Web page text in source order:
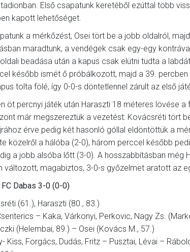
Első csapatunk keretéből ezúttal több
kapott lehetőséget.
a mérkőzést, Osei tört be a jobb oldalról,
maradtunk, a vendégek csak egy-egy
beadása után a kapus csak elütni tudta a
később ismét ő próbálkozott, majd a 39.
tolta fölé, így 0-0-s döntetlennel zárult az első
öt percnyi játék után Haraszti 18 méteres lövése
már megszereztük a vezetést: Kovácsréti tört
érve pedig két hasonló góllal eldöntöttük a
közelről a hálóba (2-0), három perccel később
a jobb alsóba lőtt (3-0). A hosszabbításban még
változott, magabiztos, 3-0-s győzelmet aratott az
Dabas 3-0 (0-0)
(61.), Haraszti (80., 83.)
– Kaka, Várkonyi, Perkovic, Nagy Zs.
(Helembai, 89.) – Osei (Kovács M., 57.)
Kiss, Forgács, Dudás, Fritz – Pusztai, Lévai –